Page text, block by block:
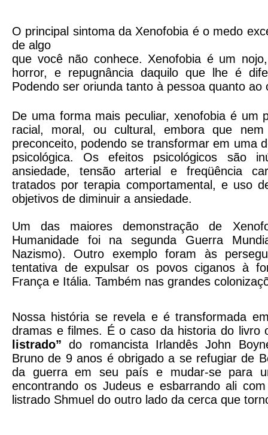
O principal sintoma da Xenofobia é o medo
de algo
que você não conhece. Xenofobia é um
horror, e repugnância daquilo que lhe é
Podendo ser oriunda tanto à pessoa quanto ao
De uma forma mais peculiar, xenofobia é um
racial, moral, ou cultural, embora que
preconceito, podendo se transformar em uma
psicológica. Os efeitos psicológicos são
ansiedade, tensão arterial e freqüência
tratados por terapia comportamental, e uso
objetivos de diminuir a ansiedade.
Um das maiores demonstração de
Humanidade foi na segunda Guerra
Nazismo). Outro exemplo foram às
tentativa de expulsar os povos ciganos à
França e Itália. Também nas grandes
Nossa história se revela e é transformada
dramas e filmes. É o caso dahistoria do livro
listrado” do romancista Irlandês John
Bruno de 9 anos é obrigado a se refugiar de
da guerra em seu país e mudar-se para
encontrando os Judeus e esbarrando ali
listrado Shmuel do outro lado da cerca que